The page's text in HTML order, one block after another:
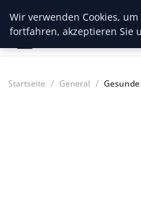
Amazon Aquatics
Startseite General
Wir verwenden Cookies,
fortfahren, akzeptieren Sie